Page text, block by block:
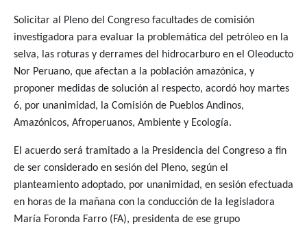
Solicitar al Pleno del Congreso facultades de comisión
investigadora para evaluar la problemática del petróleo en la
selva, las roturas y derrames del hidrocarburo en el Oleoducto
Nor Peruano, que afectan a la población amazónica, y
proponer medidas de solución al respecto, acordó hoy martes
6, por unanimidad, la Comisión de Pueblos Andinos,
Amazónicos, Afroperuanos, Ambiente y Ecología.
El acuerdo será tramitado a la Presidencia del Congreso a fin
de ser considerado en sesión del Pleno, según el
planteamiento adoptado, por unanimidad, en sesión efectuada
en horas de la mañana con la conducción de la legisladora
María Foronda Farro (FA), presidenta de ese grupo